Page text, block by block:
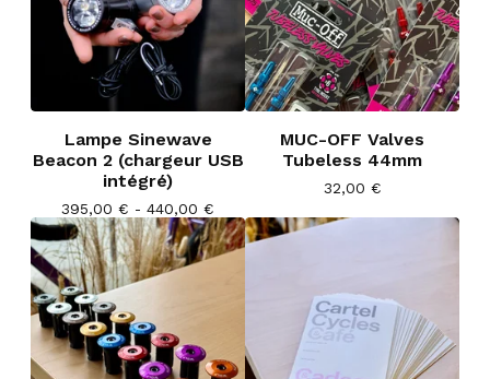
Lampe Sinewave
Beacon 2 (chargeur USB
intégré)
395,00 € - 440,00 €
MUC-OFF Valves
Tubeless 44mm
32,00 €